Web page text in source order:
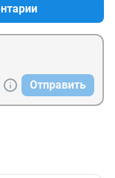
Отправить